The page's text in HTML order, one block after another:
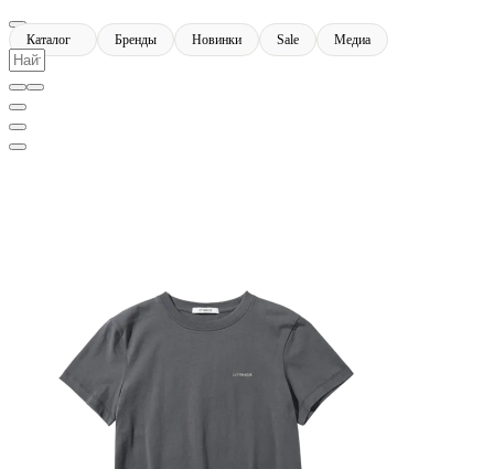
Каталог Бренды Новинки Sale Медиа